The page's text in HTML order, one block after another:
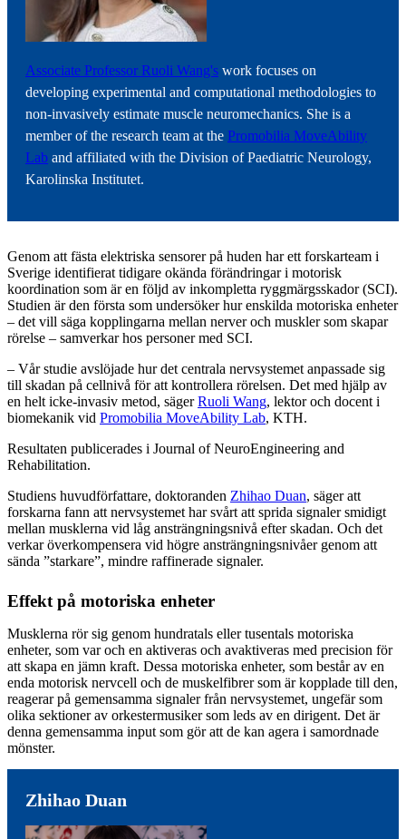
Associate Professor Ruoli Wang's work focuses on
developing experimental and computational methodologies to
non-invasively estimate muscle neuromechanics. She is a
member of the research team at the Promobilia MoveAbility
Lab and affiliated with the Division of Paediatric Neurology,
Karolinska Institutet.
Genom att fästa elektriska sensorer på huden har ett forskarteam i
Sverige identifierat tidigare okända förändringar i motorisk
koordination som är en följd av inkompletta ryggmärgsskador (SCI).
Studien är den första som undersöker hur enskilda motoriska enheter
– det vill säga kopplingarna mellan nerver och muskler som skapar
rörelse – samverkar hos personer med SCI.
– Vår studie avslöjade hur det centrala nervsystemet anpassade sig
till skadan på cellnivå för att kontrollera rörelsen. Det med hjälp av
en helt icke-invasiv metod, sägerRuoli Wang, lektor och docent i
biomekanik vid Promobilia MoveAbility Lab, KTH.
Resultaten publicerades i Journal of NeuroEngineering and
Rehabilitation.
Studiens huvudförfattare, doktoranden Zhihao Duan, säger att
forskarna fann att nervsystemet har svårt att sprida signaler smidigt
mellan musklerna vid låg ansträngningsnivå efter skadan. Och det
verkar överkompensera vid högre ansträngningsnivåer genom att
sända ”starkare”, mindre raffinerade signaler.
Effekt på motoriska enheter
Musklerna rör sig genom hundratals eller tusentals motoriska
enheter, som var och en aktiveras och avaktiveras med precision för
att skapa en jämn kraft. Dessa motoriska enheter, som består av en
enda motorisk nervcell och de muskelfibrer som är kopplade till den,
reagerar på gemensamma signaler från nervsystemet, ungefär som
olika sektioner av orkestermusiker som leds av en dirigent. Det är
denna gemensamma input som gör att de kan agera i samordnade
mönster.
Zhihao Duan